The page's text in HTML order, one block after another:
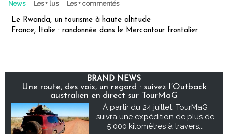
News Les + lus Les + commentés
Le Rwanda, un tourisme à haute altitude
France, Italie : randonnée dans le Mercantour frontalier
BRAND NEWS
Une route, des voix, un regard : suivez l’Outback
australien en direct sur TourMaG
À partir du 24 juillet, TourMaG
suivra une expédition de plus de
5 000 kilomètres à travers...